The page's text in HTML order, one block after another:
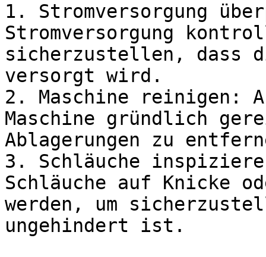
1. Stromversorgung
Stromversorgung
sicherzustellen, dass
versorgt wird.
2. Maschine reinigen:
Maschine gründlich
Ablagerungen zu
3. Schläuche
Schläuche auf Knicke
werden, um
ungehindert ist.